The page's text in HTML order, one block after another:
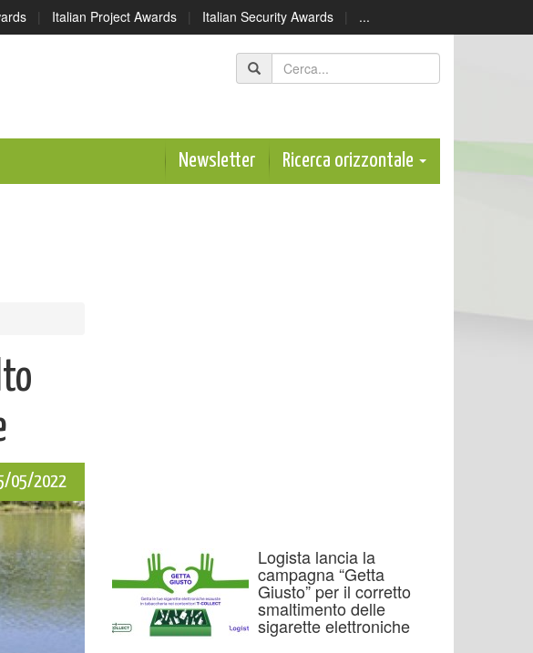
| Italian Project Awards | Italian Security Awards | ...
Newsletter Ricerca orizzontale
05/2022
Logista lancia la
campagna “Getta
Giusto” per il corretto
smaltimento delle
sigarette elettroniche